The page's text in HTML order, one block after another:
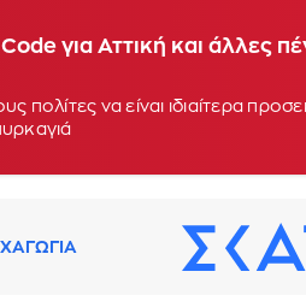
για Αττική και άλλες
πολίτες να είναι ιδιαίτερα